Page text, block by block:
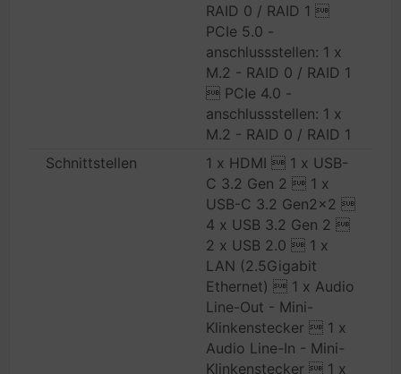
RAID 0 / RAID 1 
PCIe 5.0 -
anschlussstellen: 1 x
M.2 - RAID 0 / RAID 1
 PCIe 4.0 -
anschlussstellen: 1 x
M.2 - RAID 0 / RAID 1
Schnittstellen
1 x HDMI  1 x USB-
C 3.2 Gen 2  1 x
USB-C 3.2 Gen2x2 
4 x USB 3.2 Gen 2 
2 x USB 2.0  1 x
LAN (2.5Gigabit
Ethernet)  1 x Audio
Line-Out - Mini-
Klinkenstecker  1 x
Audio Line-In - Mini-
Klinkenstecker  1 x